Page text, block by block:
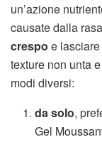
un’azione
causate dalla
crespo e
texture non unta
modi diversi:
da solo,
Gel